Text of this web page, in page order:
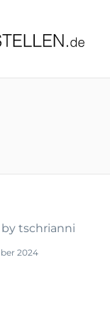
tschrianni
2024